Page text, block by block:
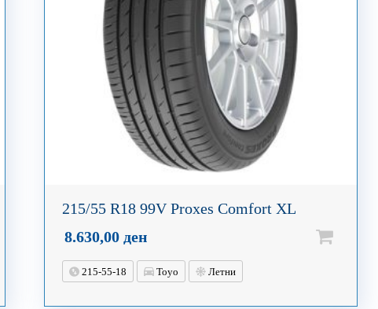
215/55 R18 99V Proxes Comfort XL
8.630,00ден
215-55-18 Toyo Летни